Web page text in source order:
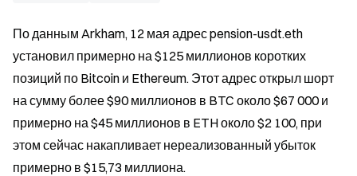
По данным Arkham, 12 мая адрес pension-usdt.eth
установил примерно на $125 миллионов коротких
позиций по Bitcoin и Ethereum. Этот адрес открыл шорт
на сумму более $90 миллионов в BTC около $67 000 и
примерно на $45 миллионов в ETH около $2 100, при
этом сейчас накапливает нереализованный убыток
примерно в $15,73 миллиона.